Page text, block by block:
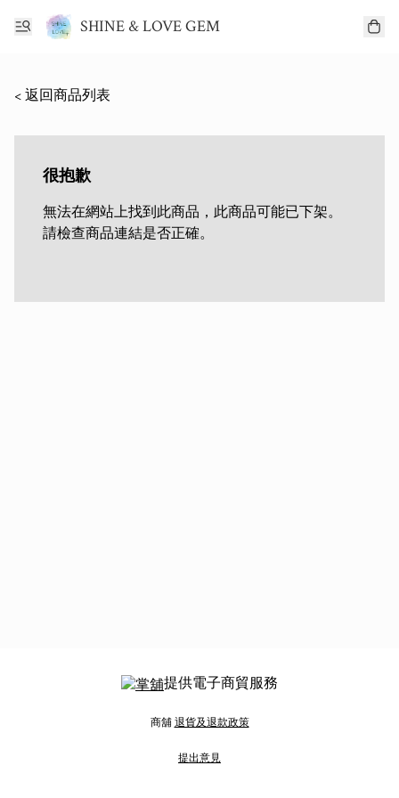
SHINE & LOVE GEM
< 返回商品列表
很抱歉
無法在網站上找到此商品，此商品可能已下架。
請檢查商品連結是否正確。
提供電子商貿服務
商舖 退貨及退款政策
提出意見